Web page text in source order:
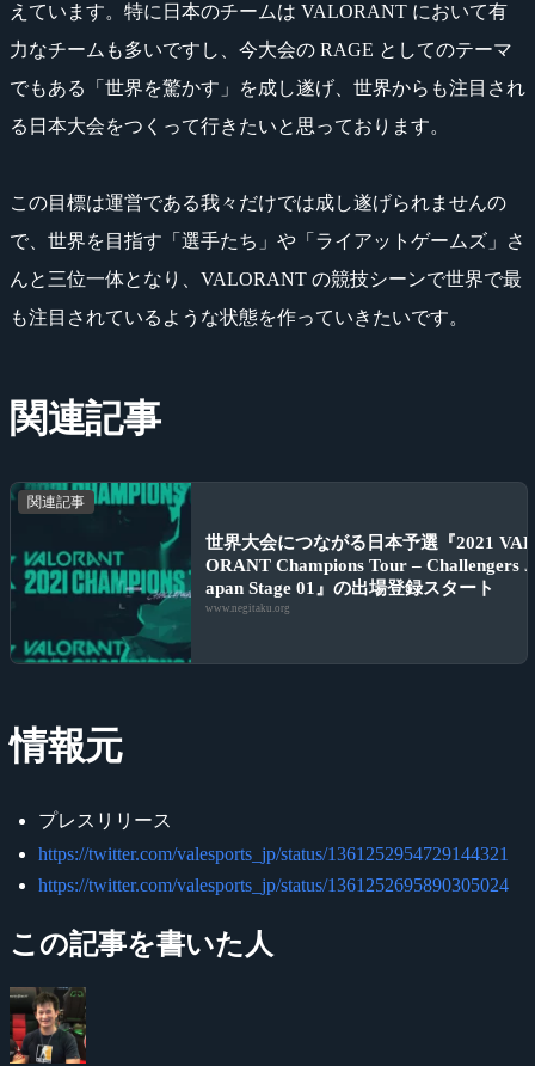
えています。特に日本のチームは VALORANT において有
力なチームも多いですし、今大会の RAGE としてのテーマ
でもある「世界を驚かす」を成し遂げ、世界からも注目され
る日本大会をつくって行きたいと思っております。
この目標は運営である我々だけでは成し遂げられませんの
で、世界を目指す「選手たち」や「ライアットゲームズ」さ
んと三位一体となり、VALORANT の競技シーンで世界で最
も注目されているような状態を作っていきたいです。
関連記事
関連記事
世界大会につながる日本予選『2021 VAL
ORANT Champions Tour – Challengers J
apan Stage 01』の出場登録スタート
www.negitaku.org
情報元
プレスリリース
https://twitter.com/valesports_jp/status/1361252954729144321
https://twitter.com/valesports_jp/status/1361252695890305024
この記事を書いた人